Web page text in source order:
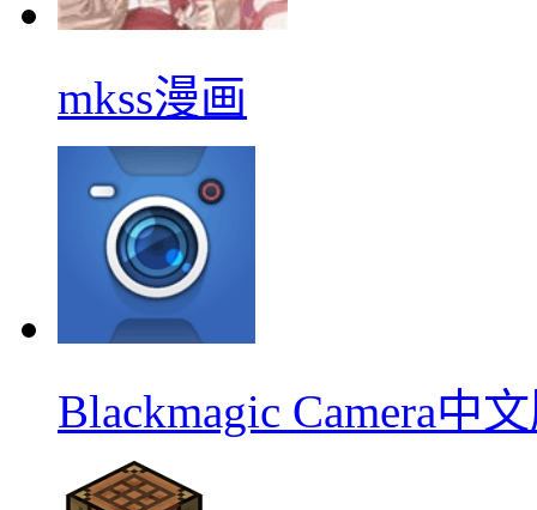
mkss漫画
Blackmagic Camera中